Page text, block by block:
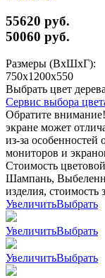
55620 руб.
50060 руб.
Размеры (ВхШхГ):
750x1200x550
Выбрать цвет дерева
Сервис выбора
Обратите
экране может
из-за
мониторов и
Стоимость
Шампань,
изделия, стоимость
УвеличитьВыбрать
УвеличитьВыбрать
УвеличитьВыбрать